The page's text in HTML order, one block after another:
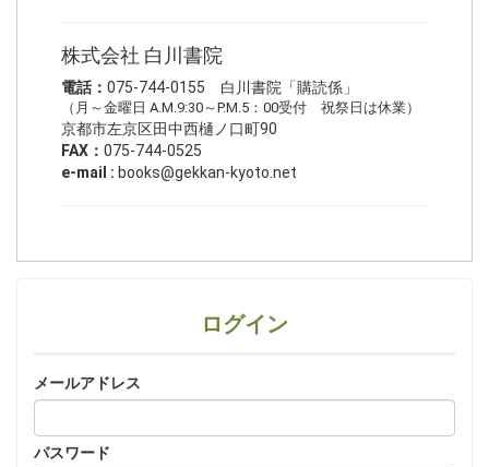
株式会社 白川書院
電話： 075-744-0155 白川書院「購読係」
（月～金曜日 A.M.9:30～P.M.5：00受付 祝祭日は休業）
京都市左京区田中西樋ノ口町90
FAX： 075-744-0525
e-mail : books@gekkan-kyoto.net
ログイン
メールアドレス
パスワード